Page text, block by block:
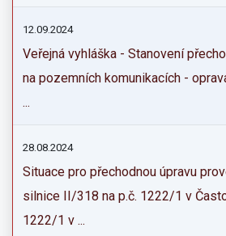
12.09.2024
Veřejná vyhláška - Stanovení
na pozemních komunikacích -
...
28.08.2024
Situace pro přechodnou úpravu
silnice II/318 na p.č. 1222/1 v
1222/1 v ...